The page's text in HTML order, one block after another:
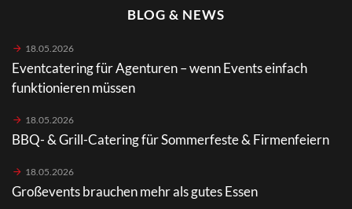
BLOG & NEWS
18.05.2026
Eventcatering für Agenturen – wenn Events einfach
funktionieren müssen
18.05.2026
BBQ- & Grill-Catering für Sommerfeste & Firmenfeiern
18.05.2026
Großevents brauchen mehr als gutes Essen